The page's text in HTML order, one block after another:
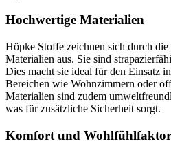
Hochwertige Materialien
Höpke Stoffe zeichnen sich durch
Materialien aus. Sie sind
Dies macht sie ideal für den Einsatz
Bereichen wie Wohnzimmern oder
Materialien sind zudem
was für zusätzliche Sicherheit sorgt.
Komfort und Wohlfühlfaktor